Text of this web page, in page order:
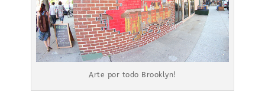
Arte por todo Brooklyn!